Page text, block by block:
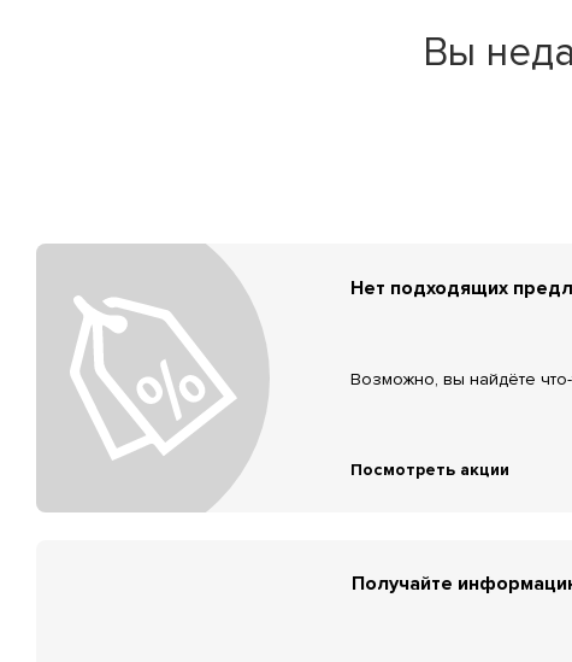
Вы
Нет подходящих
Возможно, вы найдёте
Посмотреть акции
Получайте